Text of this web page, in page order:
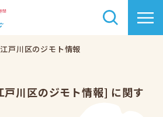
戸川区のジモト情報
戸川区のジモト情報] に関す